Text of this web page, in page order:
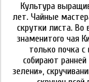
Культура
лет. Чайные
скрутки листа.
знаменитого чая
только почка
собирают
зелени»,